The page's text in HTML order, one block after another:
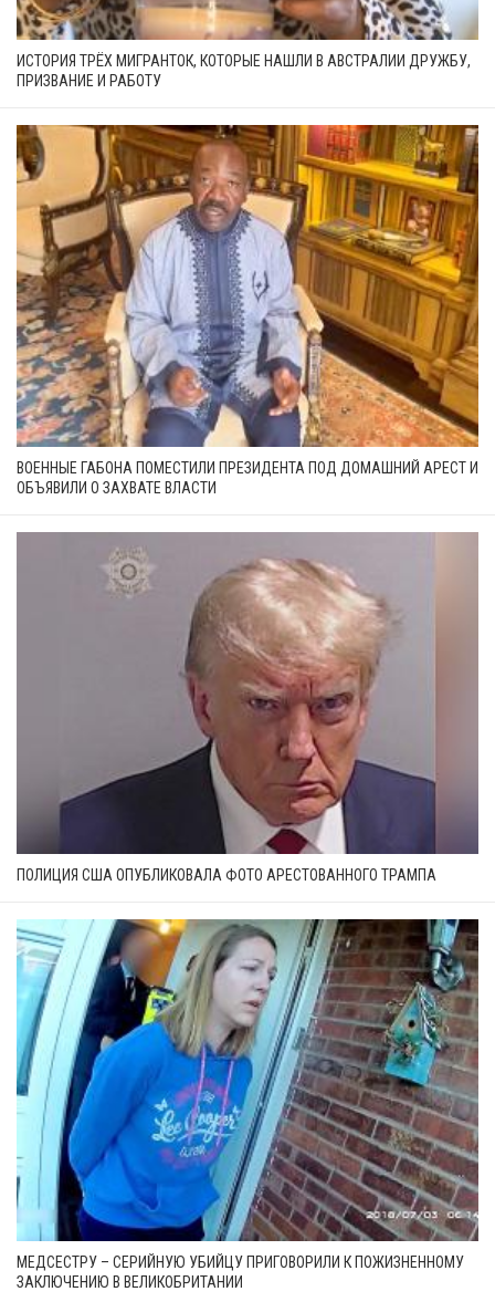
ИСТОРИЯ ТРЁХ МИГРАНТОК, КОТОРЫЕ НАШЛИ В АВСТРАЛИИ ДРУЖБУ,
ПРИЗВАНИЕ И РАБОТУ
ВОЕННЫЕ ГАБОНА ПОМЕСТИЛИ ПРЕЗИДЕНТА ПОД ДОМАШНИЙ АРЕСТ И
ОБЪЯВИЛИ О ЗАХВАТЕ ВЛАСТИ
ПОЛИЦИЯ США ОПУБЛИКОВАЛА ФОТО АРЕСТОВАННОГО ТРАМПА
МЕДСЕСТРУ – СЕРИЙНУЮ УБИЙЦУ ПРИГОВОРИЛИ К ПОЖИЗНЕННОМУ
ЗАКЛЮЧЕНИЮ В ВЕЛИКОБРИТАНИИ